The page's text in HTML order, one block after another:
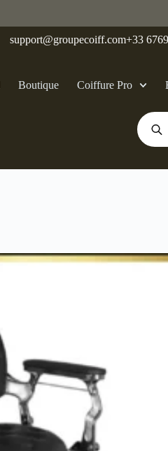
support@groupecoiff.com+33
Boutique Coiffure Pro